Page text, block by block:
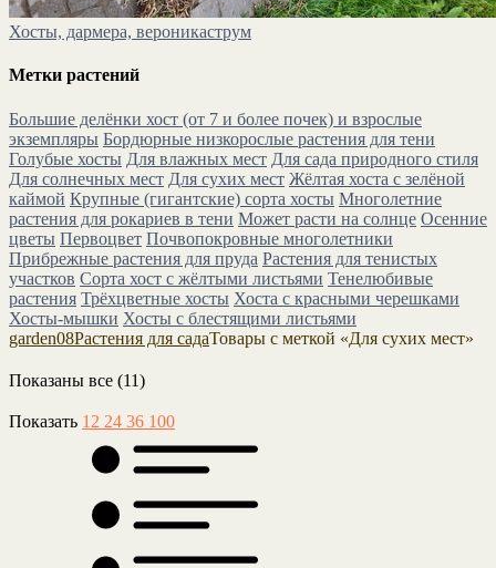
Хосты, дармера, вероникаструм
Метки растений
Большие делёнки хост (от 7 и более почек) и взрослые
экземпляры Бордюрные низкорослые растения для тени
Голубые хосты Для влажных мест Для сада природного стиля
Для солнечных мест Для сухих мест Жёлтая хоста с зелёной
каймой Крупные (гигантские) сорта хосты Многолетние
растения для рокариев в тени Может расти на солнце Осенние
цветы Первоцвет Почвопокровные многолетники
Прибрежные растения для пруда Растения для тенистых
участков Сорта хост с жёлтыми листьями Тенелюбивые
растения Трёхцветные хосты Хоста с красными черешками
Хосты-мышки Хосты с блестящими листьями
garden08Растения для садаТовары с меткой «Для сухих мест»
Показаны все (11)
Показать 12 24 36 100